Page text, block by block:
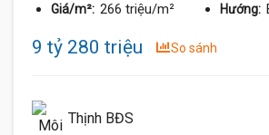
Giá/m²: 266 triệu/m² Hướng:
9 tỷ 280 triệu So sánh
Thịnh BĐS